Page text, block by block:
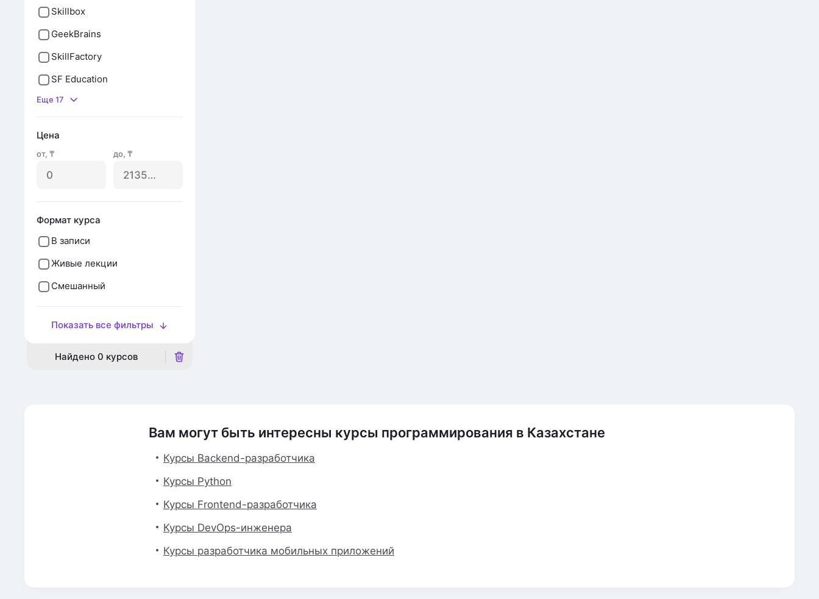
Skillbox
GeekBrains
SkillFactory
SF Education
Еще 17
Цена
от, ₸ до, ₸
Формат курса
В записи
Живые лекции
Смешанный
Показать все фильтры
Найдено 0 курсов
Вам могут быть интересны курсы программирования в Казахстане
Курсы Backend-разработчика
Курсы Python
Курсы Frontend-разработчика
Курсы DevOps-инженера
Курсы разработчика мобильных приложений